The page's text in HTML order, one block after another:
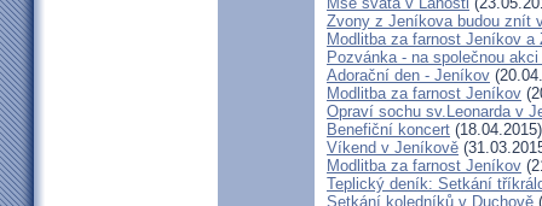
Zvony z Jeníkova budou znít
Modlitba za farnost Jeníkov a
Pozvánka - na společnou
Adorační den - Jeníkov
Modlitba za farnost Jeníkov
Opraví sochu sv.Leonarda v
Benefiční koncert (18.04.2015)
Víkend v Jeníkově
Modlitba za farnost Jeníkov
Teplický deník: Setkání
Setkání koledníků v Duchově